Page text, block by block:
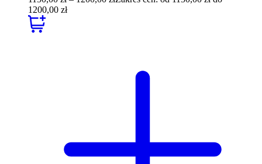
1200,00 zł